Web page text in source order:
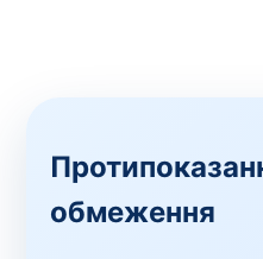
обмеження